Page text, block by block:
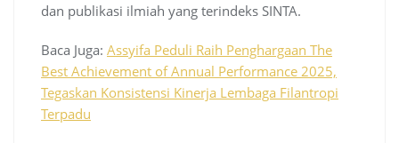
dan publikasi ilmiah yang terindeks SINTA.
Baca Juga: Assyifa Peduli Raih Penghargaan The
Best Achievement of Annual Performance 2025,
Tegaskan Konsistensi Kinerja Lembaga Filantropi
Terpadu